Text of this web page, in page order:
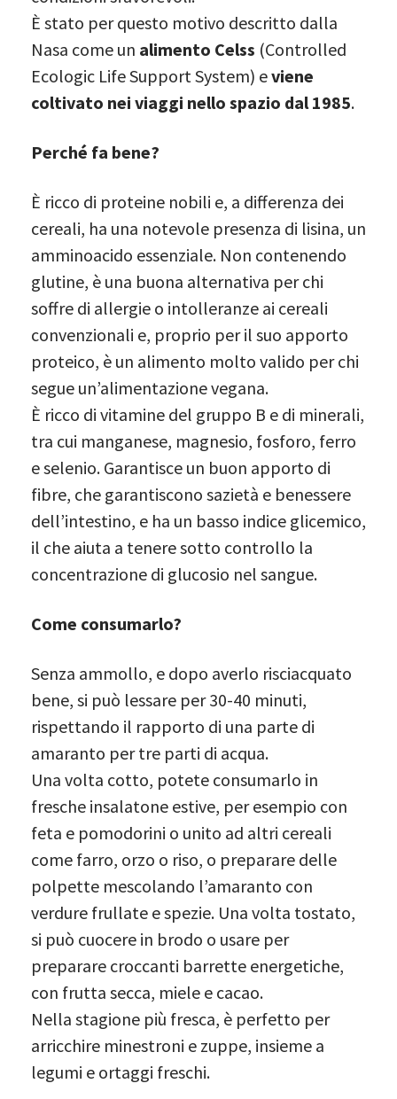
È stato per questo motivo descritto dalla
Nasa come un alimento Celss (Controlled
Ecologic Life Support System) eviene
coltivato nei viaggi nello spazio dal 1985.
Perché fa bene?
È ricco di proteine nobili e, a differenza dei
cereali, ha una notevole presenza di lisina, un
amminoacido essenziale. Non contenendo
glutine, è una buona alternativa per chi
soffre di allergie o intolleranze ai cereali
convenzionali e, proprio per il suo apporto
proteico, è un alimento molto valido per chi
segue un’alimentazione vegana.
È ricco di vitamine del gruppo B e di minerali,
tra cui manganese, magnesio, fosforo, ferro
e selenio. Garantisce un buon apporto di
fibre, che garantiscono sazietà e benessere
dell’intestino, e ha un basso indice glicemico,
il che aiuta a tenere sotto controllo la
concentrazione di glucosio nel sangue.
Come consumarlo?
Senza ammollo, e dopo averlo risciacquato
bene, si può lessare per 30-40 minuti,
rispettando il rapporto di una parte di
amaranto per tre parti di acqua.
Una volta cotto, potete consumarlo in
fresche insalatone estive, per esempio con
feta e pomodorini o unito ad altri cereali
come farro, orzo o riso, o preparare delle
polpette mescolando l’amaranto con
verdure frullate e spezie. Una volta tostato,
si può cuocere in brodo o usare per
preparare croccanti barrette energetiche,
con frutta secca, miele e cacao.
Nella stagione più fresca, è perfetto per
arricchire minestroni e zuppe, insieme a
legumi e ortaggi freschi.